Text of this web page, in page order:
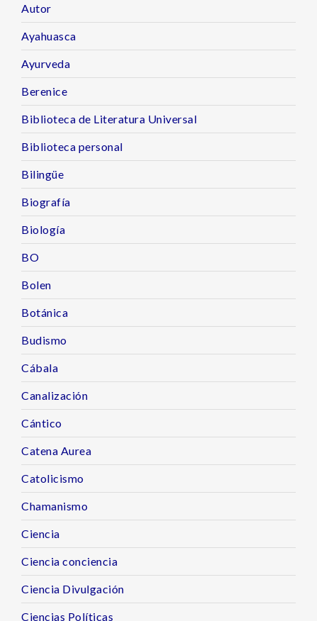
Autor
Ayahuasca
Ayurveda
Berenice
Biblioteca de Literatura Universal
Biblioteca personal
Bilingüe
Biografía
Biología
BO
Bolen
Botánica
Budismo
Cábala
Canalización
Cántico
Catena Aurea
Catolicismo
Chamanismo
Ciencia
Ciencia conciencia
Ciencia Divulgación
Ciencias Políticas